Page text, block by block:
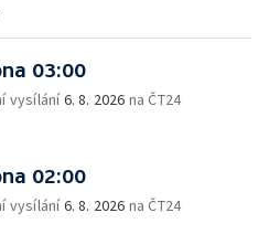
03:00
vysílání6. 8. 2026 na ČT24
02:00
vysílání6. 8. 2026 na ČT24